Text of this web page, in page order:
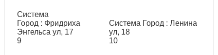
Система
Город : Фридриха
Энгельса ул, 17
Система Город : Ленина
ул, 18
9
10